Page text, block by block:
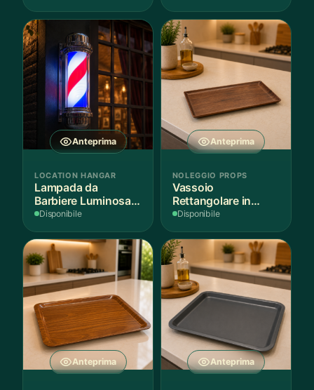
Anteprima
LOCATION HANGAR
Lampada da
Barbiere Luminosa
Rotante
Disponibile
Anteprima
NOLEGGIO PROPS
Vassoio
Rettangolare in
Legno Scuro
Disponibile
Anteprima Anteprima